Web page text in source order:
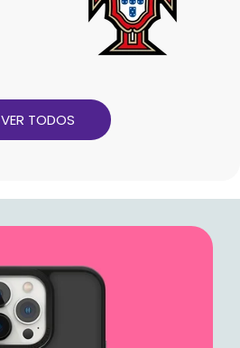
VER TODOS